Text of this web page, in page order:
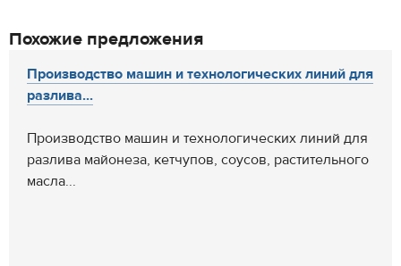
Похожие предложения
Производство машин и технологических линий для
разлива...
Производство машин и технологических линий для
разлива майонеза, кетчупов, соусов, растительного
масла...